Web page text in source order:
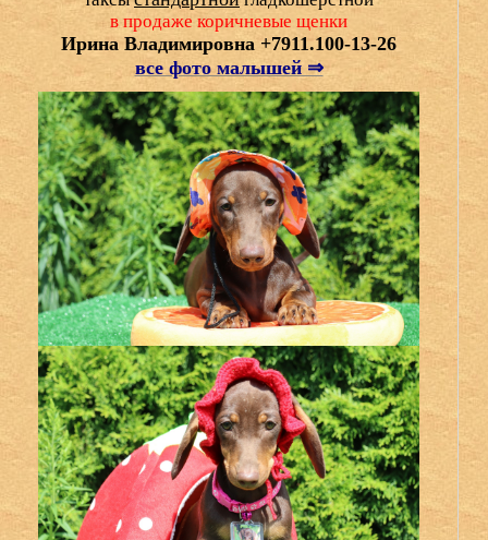
в продаже коричневые щенки
Ирина Владимировна +7911.100-13-26
все фото малышей ⇒